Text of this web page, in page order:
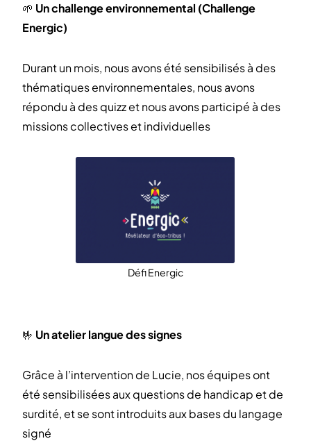
🌱 Un challenge environnemental (Challenge
Energic)
Durant un mois, nous avons été sensibilisés à des
thématiques environnementales, nous avons
répondu à des quizz et nous avons participé à des
missions collectives et individuelles
Défi Energic
🤟 Un atelier langue des signes
Grâce à l’intervention de Lucie, nos équipes ont
été sensibilisées aux questions de handicap et de
surdité, et se sont introduits aux bases du langage
signé